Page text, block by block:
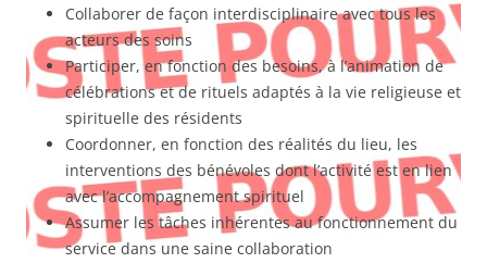
Collaborer de façon interdisciplinaire avec tous les
acteurs des soins
Participer, en fonction des besoins, à l’animation de
célébrations et de rituels adaptés à la vie religieuse et
spirituelle des résidents
Coordonner, en fonction des réalités du lieu, les
interventions des bénévoles dont l’activité est en lien
avec l’accompagnement spirituel
Assumer les tâches inhérentes au fonctionnement du
service dans une saine collaboration